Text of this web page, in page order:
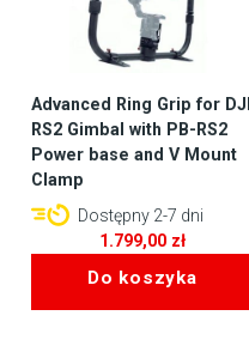
Advanced Ring Grip for DJI
RS2 Gimbal with PB-RS2
Power base and V Mount
Clamp
Dostępny 2-7 dni
1.799,00 zł
Do koszyka